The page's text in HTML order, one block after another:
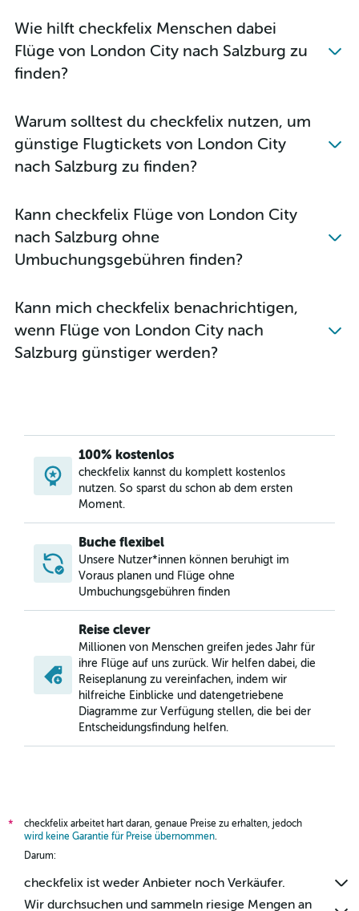
Flüge von London-Heathrow nach Graz
Flüge von London Gatwick nach Linz
Flüge von London Luton nach Klagenfurt
Flüge von London City nach Linz
Flüge von London City nach Graz
Flüge von London Gatwick nach Graz
Flüge von London-Heathrow nach Klagenfurt
Flüge von London Stansted nach Graz
Wie hilft checkfelix Menschen dabei
Flüge von London City nach Salzburg zu
finden?
Warum solltest du checkfelix nutzen, um
günstige Flugtickets von London City
nach Salzburg zu finden?
Kann checkfelix Flüge von London City
nach Salzburg ohne
Umbuchungsgebühren finden?
Kann mich checkfelix benachrichtigen,
wenn Flüge von London City nach
Salzburg günstiger werden?
100% kostenlos
checkfelix kannst du komplett kostenlos
nutzen. So sparst du schon ab dem ersten
Moment.
Buche flexibel
Unsere Nutzer*innen können beruhigt im
Voraus planen und Flüge ohne
Umbuchungsgebühren finden
Reise clever
Millionen von Menschen greifen jedes Jahr für
ihre Flüge auf uns zurück. Wir helfen dabei, die
Reiseplanung zu vereinfachen, indem wir
hilfreiche Einblicke und datengetriebene
Diagramme zur Verfügung stellen, die bei der
Entscheidungsfindung helfen.
*
checkfelix arbeitet hart daran, genaue Preise zu erhalten, jedoch
wird keine Garantie für Preise übernommen.
Darum:
checkfelix ist weder Anbieter noch Verkäufer.
Wir durchsuchen und sammeln riesige Mengen an